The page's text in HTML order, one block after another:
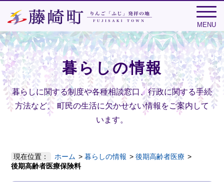
MENU
暮らしの情報
暮らしに関する制度や各種相談窓口、行政に関する手続
方法など、 町民の生活に欠かせない情報をご案内して
います。
現在位置： ホーム 暮らしの情報
後期高齢者医療
後期高齢者医療保険料